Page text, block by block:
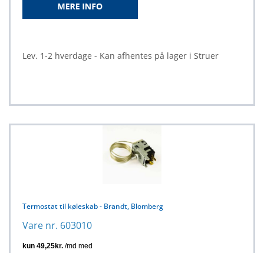
Lev. 1-2 hverdage - Kan afhentes på lager i Struer
Termostat til køleskab - Brandt, Blomberg
Vare nr. 603010